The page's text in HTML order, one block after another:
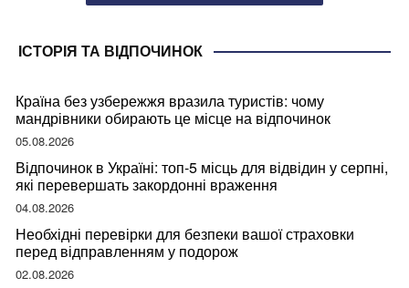
ІСТОРІЯ ТА ВІДПОЧИНОК
Країна без узбережжя вразила туристів: чому
мандрівники обирають це місце на відпочинок
05.08.2026
Відпочинок в Україні: топ-5 місць для відвідин у серпні,
які перевершать закордонні враження
04.08.2026
Необхідні перевірки для безпеки вашої страховки
перед відправленням у подорож
02.08.2026